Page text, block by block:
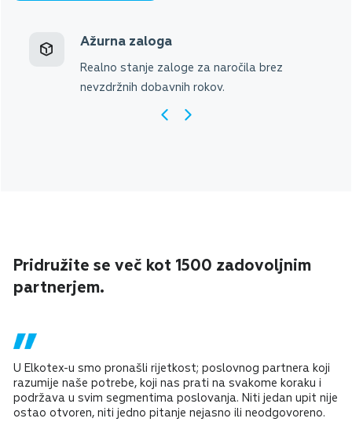
Ažurna zaloga
Realno stanje zaloge za naročila brez
nevzdržnih dobavnih rokov.
Pridružite se več kot 1500 zadovoljnim
partnerjem.
U Elkotex-u smo pronašli rijetkost; poslovnog partnera koji
razumije naše potrebe, koji nas prati na svakome koraku i
podržava u svim segmentima poslovanja. Niti jedan upit nije
ostao otvoren, niti jedno pitanje nejasno ili neodgovoreno.